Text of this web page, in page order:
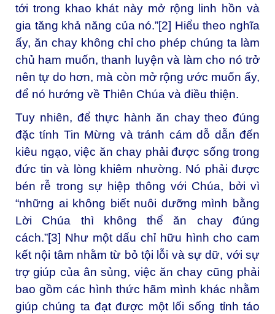
tới trong khao khát này mở rộng linh hồn và
gia tăng khả năng của nó.”[2] Hiểu theo nghĩa
ấy, ăn chay không chỉ cho phép chúng ta làm
chủ ham muốn, thanh luyện và làm cho nó trở
nên tự do hơn, mà còn mở rộng ước muốn ấy,
để nó hướng về Thiên Chúa và điều thiện.
Tuy nhiên, để thực hành ăn chay theo đúng
đặc tính Tin Mừng và tránh cám dỗ dẫn đến
kiêu ngạo, việc ăn chay phải được sống trong
đức tin và lòng khiêm nhường. Nó phải được
bén rễ trong sự hiệp thông với Chúa, bởi vì
“những ai không biết nuôi dưỡng mình bằng
Lời Chúa thì không thể ăn chay đúng
cách.”[3] Như một dấu chỉ hữu hình cho cam
kết nội tâm nhằm từ bỏ tội lỗi và sự dữ, với sự
trợ giúp của ân sủng, việc ăn chay cũng phải
bao gồm các hình thức hãm mình khác nhằm
giúp chúng ta đạt được một lối sống tỉnh táo